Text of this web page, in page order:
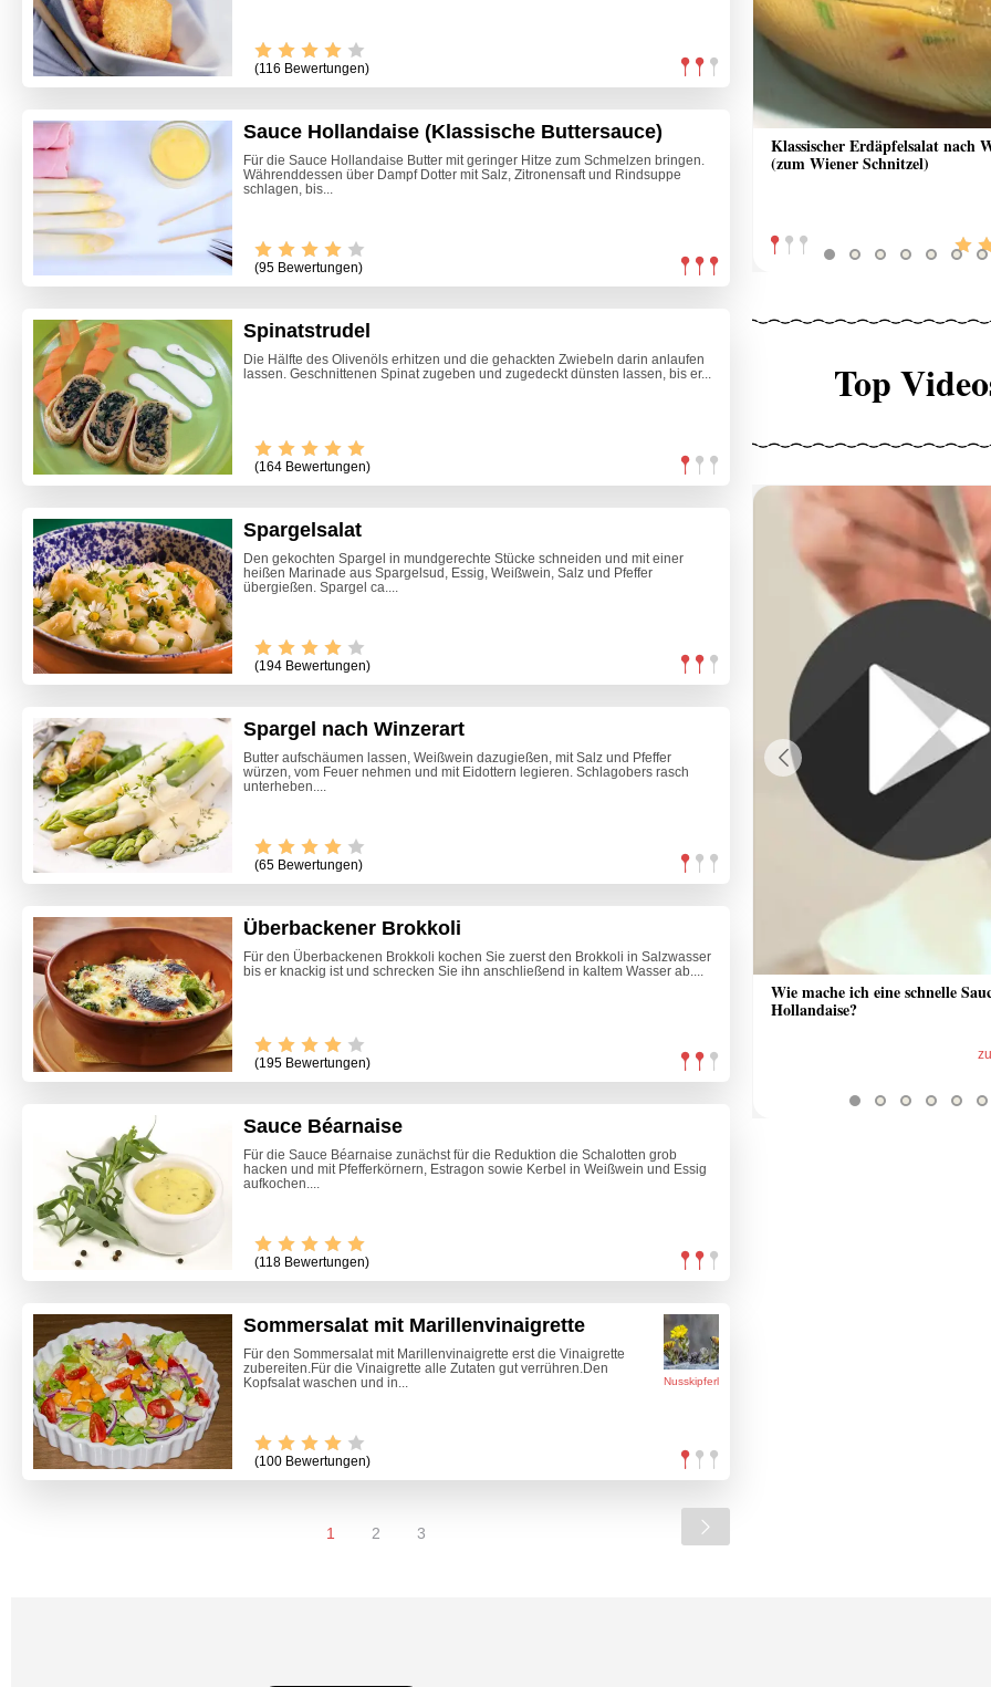
(116 Bewertungen)
Sauce Hollandaise (Klassische Buttersauce)
Für die Sauce Hollandaise Butter mit geringer Hitze zum Schmelzen bringen.
Währenddessen über Dampf Dotter mit Salz, Zitronensaft und Rindsuppe
schlagen, bis...
(95 Bewertungen)
Spinatstrudel
Die Hälfte des Olivenöls erhitzen und die gehackten Zwiebeln darin anlaufen
lassen. Geschnittenen Spinat zugeben und zugedeckt dünsten lassen, bis er...
(164 Bewertungen)
Spargelsalat
Den gekochten Spargel in mundgerechte Stücke schneiden und mit einer
heißen Marinade aus Spargelsud, Essig, Weißwein, Salz und Pfeffer
übergießen. Spargel ca....
(194 Bewertungen)
Spargel nach Winzerart
Butter aufschäumen lassen, Weißwein dazugießen, mit Salz und Pfeffer
würzen, vom Feuer nehmen und mit Eidottern legieren. Schlagobers rasch
unterheben....
(65 Bewertungen)
Überbackener Brokkoli
Für den Überbackenen Brokkoli kochen Sie zuerst den Brokkoli in Salzwasser
bis er knackig ist und schrecken Sie ihn anschließend in kaltem Wasser ab....
(195 Bewertungen)
Sauce Béarnaise
Für die Sauce Béarnaise zunächst für die Reduktion die Schalotten grob
hacken und mit Pfefferkörnern, Estragon sowie Kerbel in Weißwein und Essig
aufkochen....
(118 Bewertungen)
Nusskipferl
Sommersalat mit Marillenvinaigrette
Für den Sommersalat mit Marillenvinaigrette erst die Vinaigrette
zubereiten.Für die Vinaigrette alle Zutaten gut verrühren.Den
Kopfsalat waschen und in...
(100 Bewertungen)
1 2 3
Klassischer Erdäpfelsalat nach
(zum Wiener Schnitzel)
Rindsuppe
Top
Wie mache ich eine schnelle
Hollandaise?
zum Video
Previous